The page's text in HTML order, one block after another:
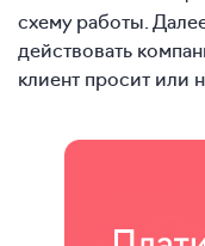
схему работы.
действовать
клиент просит или